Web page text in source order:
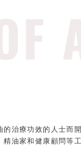
治療功效的人士而
油家和健康顧問等